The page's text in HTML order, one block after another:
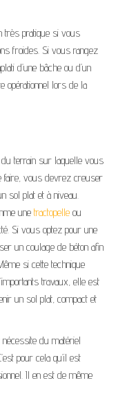
très pratique si vous
froides. Si vous rangez
d’une bâche ou d’un
opérationnel lors de la
du terrain sur laquelle vous
faire, vous devrez creuser
sol plat et à niveau.
une tractopelle ou
Si vous optez pour une
un coulage de béton afin
si cette technique
travaux, elle est
un sol plat, compact et
nécessite du matériel
pour cela qu’il est
Il en est de même